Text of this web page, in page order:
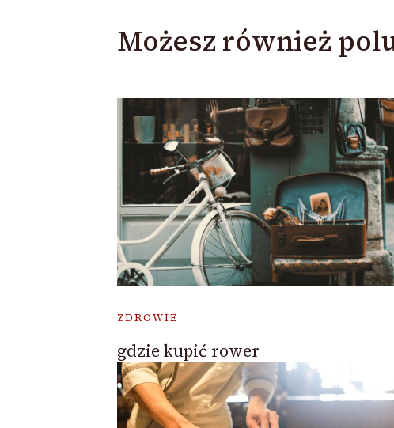
Możesz również
ZDROWIE
gdzie kupić rower